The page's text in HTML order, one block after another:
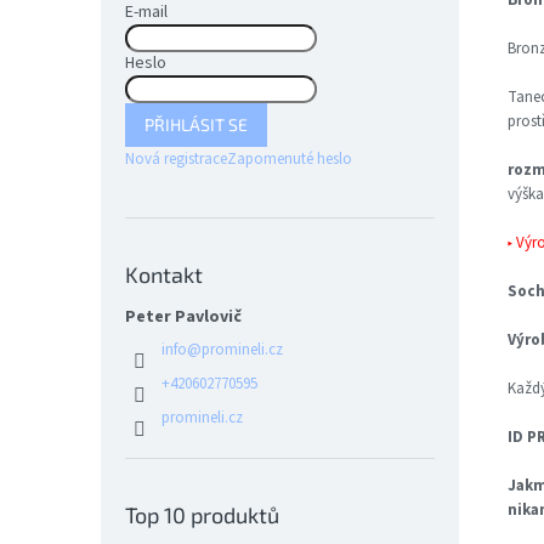
E-mail
Heslo
PŘIHLÁSIT SE
Nová registraceZapomenuté heslo
Kontakt
Peter Pavlovič
info@promineli.cz
+420602770595
promineli.cz
Top 10 produktů
▸
ID